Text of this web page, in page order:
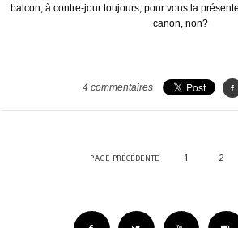
balcon, à contre-jour toujours, pour vous la
canon, non?
4 commentaires
PAGE PRÉCÉDENTE 1 2